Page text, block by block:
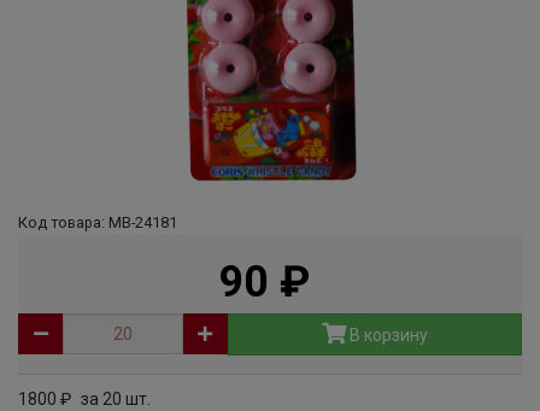
Код товара: МВ-24181
90
В корзину
1800 руб
за 20 шт.